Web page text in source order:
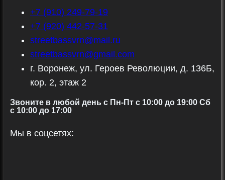
+7 (910) 249-79-19
+7 (920) 442-57-31
streetbassvrn@mail.ru
streetbassvrn@gmail.com
г. Воронеж, ул. Героев Революции, д. 136Б,
кор. 2, этаж 2
Звоните в любой день с Пн-Пт c 10:00 до 19:00 Сб
с 10:00 до 17:00
Мы в соцсетях: